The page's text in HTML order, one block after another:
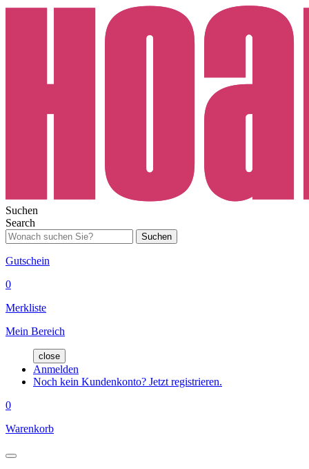
Suchen
Search
Suchen
Gutschein
0
Merkliste
Mein Bereich
close
Anmelden
Noch kein Kundenkonto? Jetzt registrieren.
0
Warenkorb